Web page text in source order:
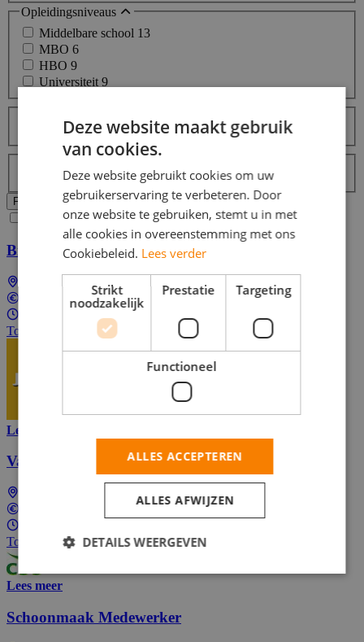
Opleidingsniveaus
Middelbare school 13
MBO 6
HBO 9
Universiteit 9
Nederlands13
Topjob
Filters Toepassen
Alle filters wissen
Ja, email mij de nieuwste vacatures van deze zoekopdracht!
Bijbaan Bezorger
Landelijk (dus ook bij jou in de buurt)
Tussen €11,99 en €18,63 per uur
Parttime (overdag)
Top Job
Lees meer
Vakantiewerk Schoonmaak
Landelijk (dus ook bij jou in de buurt)
Top Job
Lees meer
Schoonmaak Medewerker
Deze website maakt gebruik
van cookies.
Deze website gebruikt cookies om uw
gebruikerservaring te verbeteren. Door
onze website te gebruiken, stemt u in met
alle cookies in overeenstemming met ons
Cookiebeleid. Lees verder
Strikt
noodzakelijk
Prestatie Targeting
Functioneel
ALLES ACCEPTEREN
ALLES AFWIJZEN
DETAILS WEERGEVEN